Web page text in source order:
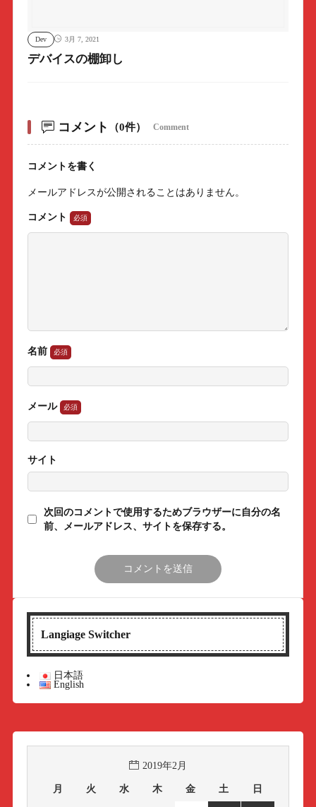
Dev 3月 7, 2021
デバイスの棚卸し
コメント （0件） Comment
コメントを書く
メールアドレスが公開されることはありません。
コメント
名前
メール
サイト
次回のコメントで使用するためブラウザーに自分の名
前、メールアドレス、サイトを保存する。
Langiage Switcher
日本語
English
2019年2月
月 火 水 木 金 土 日